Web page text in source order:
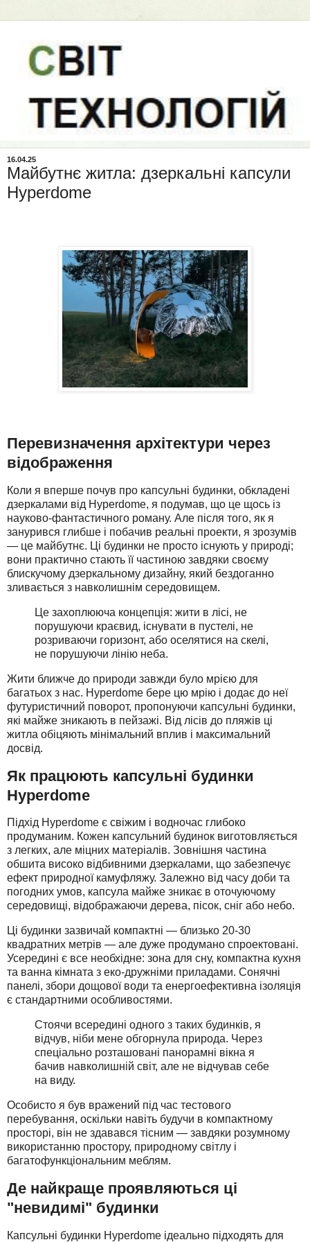
16.04.25
Майбутнє житла: дзеркальні капсули
Hyperdome
Перевизначення архітектури через
відображення
Коли я вперше почув про капсульні будинки, обкладені
дзеркалами від Hyperdome, я подумав, що це щось із
науково-фантастичного роману. Але після того, як я
занурився глибше і побачив реальні проекти, я зрозумів
— це майбутнє. Ці будинки не просто існують у природі;
вони практично стають її частиною завдяки своєму
блискучому дзеркальному дизайну, який бездоганно
зливається з навколишнім середовищем.
Це захоплююча концепція: жити в лісі, не
порушуючи краєвид, існувати в пустелі, не
розриваючи горизонт, або оселятися на скелі,
не порушуючи лінію неба.
Жити ближче до природи завжди було мрією для
багатьох з нас. Hyperdome бере цю мрію і додає до неї
футуристичний поворот, пропонуючи капсульні будинки,
які майже зникають в пейзажі. Від лісів до пляжів ці
житла обіцяють мінімальний вплив і максимальний
досвід.
Як працюють капсульні будинки
Hyperdome
Підхід Hyperdome є свіжим і водночас глибоко
продуманим. Кожен капсульний будинок виготовляється
з легких, але міцних матеріалів. Зовнішня частина
обшита високо відбивними дзеркалами, що забезпечує
ефект природної камуфляжу. Залежно від часу доби та
погодних умов, капсула майже зникає в оточуючому
середовищі, відображаючи дерева, пісок, сніг або небо.
Ці будинки зазвичай компактні — близько 20-30
квадратних метрів — але дуже продумано спроектовані.
Усередині є все необхідне: зона для сну, компактна кухня
та ванна кімната з еко-дружніми приладами. Сонячні
панелі, збори дощової води та енергоефективна ізоляція
є стандартними особливостями.
Стоячи всередині одного з таких будинків, я
відчув, ніби мене обгорнула природа. Через
спеціально розташовані панорамні вікна я
бачив навколишній світ, але не відчував себе
на виду.
Особисто я був вражений під час тестового
перебування, оскільки навіть будучи в компактному
просторі, він не здавався тісним — завдяки розумному
використанню простору, природному світлу і
багатофункціональним меблям.
Де найкраще проявляються ці
"невидимі" будинки
Капсульні будинки Hyperdome ідеально підходять для